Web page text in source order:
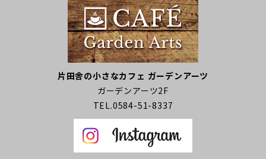
片田舎の小さなカフェ ガーデンアーツ
ガーデンアーツ2F
TEL.0584-51-8337